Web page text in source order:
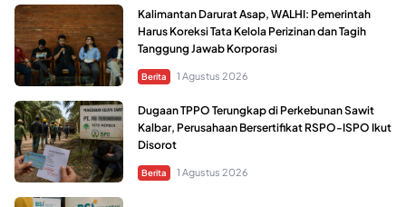
Kalimantan Darurat Asap, WALHI: Pemerintah
Harus Koreksi Tata Kelola Perizinan dan Tagih
Tanggung Jawab Korporasi
Berita 1 Agustus 2026
Dugaan TPPO Terungkap di Perkebunan Sawit
Kalbar, Perusahaan Bersertifikat RSPO-ISPO Ikut
Disorot
Berita 1 Agustus 2026